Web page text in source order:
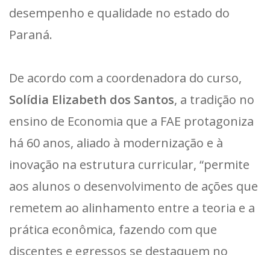
desempenho e qualidade no estado do
Paraná.
De acordo com a coordenadora do curso,
Solídia Elizabeth dos Santos, a tradição no
ensino de Economia que a FAE protagoniza
há 60 anos, aliado à modernização e à
inovação na estrutura curricular, “permite
aos alunos o desenvolvimento de ações que
remetem ao alinhamento entre a teoria e a
prática econômica, fazendo com que
discentes e egressos se destaquem no